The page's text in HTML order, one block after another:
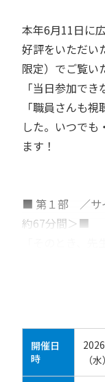
本年6月11日に
好評をいただい
限定）でご覧い
「当日参加で
「職員さんも
した。いつでも
ます！
■ 第１部 ／サ
約67分間＞■
開催日
時
（水）